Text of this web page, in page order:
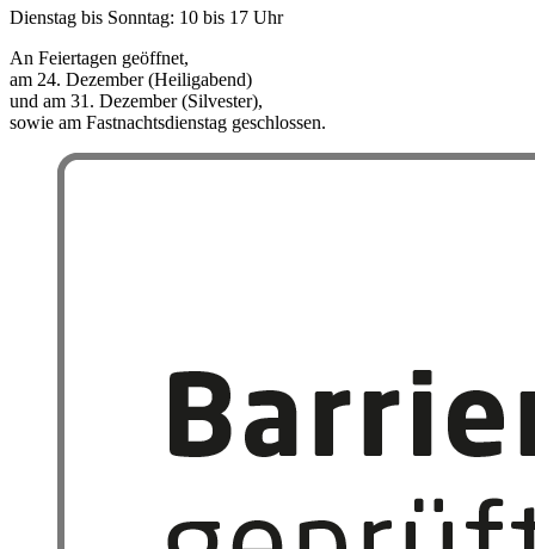
Dienstag bis Sonntag: 10 bis 17 Uhr
An Feiertagen geöffnet,
am 24. Dezember (Heiligabend)
und am 31. Dezember (Silvester),
sowie am Fastnachtsdienstag geschlossen.